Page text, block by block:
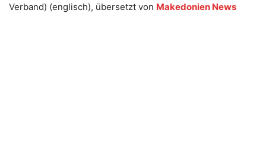
Verband) (englisch), übersetzt von Makedonien News